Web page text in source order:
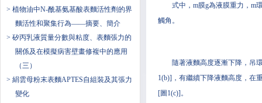
> 植物油中N-酰基氨基酸表麵活性劑的界
麵活性和聚集行為——摘要、簡介
> 矽丙乳液質量分數與粘度、表麵張力的
關係及在模擬病害壁畫修複中的應用
（三）
> 絹雲母粉末表麵APTES自組裝及其張力
變化
式中，m膜g為液膜重力，m
觸角。
隨著液麵高度逐漸下降，吊
1(b)]，有繼續下降液麵高度，在
[圖1(c)]。